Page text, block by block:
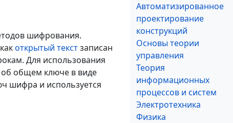
шифрования.
открытый текстзаписан
Для использования
общем ключе в виде
шифра и используется
Автоматизированное
проектирование
конструкций
Основы теории
управления
Теория
информационных
процессов и систем
Электротехника
Физика